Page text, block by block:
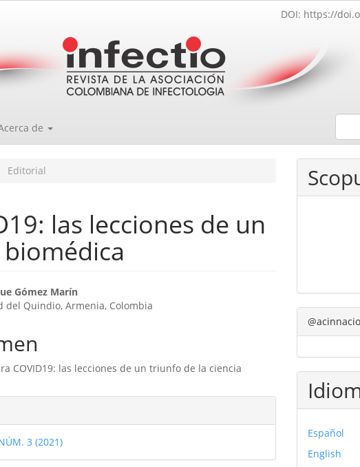
DOI: https://
de
Editorial
las lecciones de un
Gómez Marín
del Quindio, Armenia, Colombia
COVID19: las lecciones de un triunfo de la ciencia
3 (2021)
Español
English